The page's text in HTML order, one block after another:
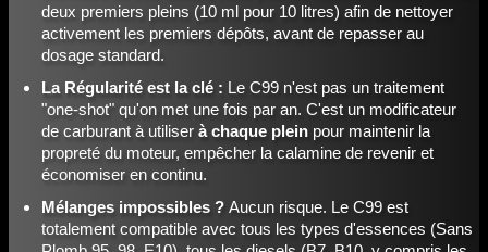
deux premiers pleins (10 ml pour 10 litres) afin de nettoyer
activement les premiers dépôts, avant de repasser au
dosage standard.
La Régularité est la clé : Le C99 n'est pas un traitement
"one-shot" qu'on met une fois par an. C'est un modificateur
de carburant à utiliser à chaque plein pour maintenir la
propreté du moteur, empêcher la calamine de revenir et
économiser en continu.
Mélanges impossibles ? Aucun risque. Le C99 est
totalement compatible avec tous les types d'essences (Sans